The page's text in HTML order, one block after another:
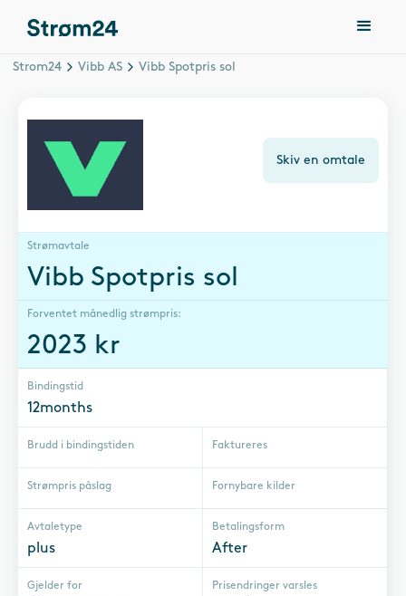
Strom24 Vibb AS Vibb Spotpris sol
Skiv en omtale
Strømavtale
Vibb Spotpris sol
Forventet månedlig strømpris:
2023 kr
Bindingstid
12months
Brudd i bindingstiden Faktureres
Strømpris påslag Fornybare kilder
Avtaletype
plus
Betalingsform
After
Gjelder for Prisendringer varsles